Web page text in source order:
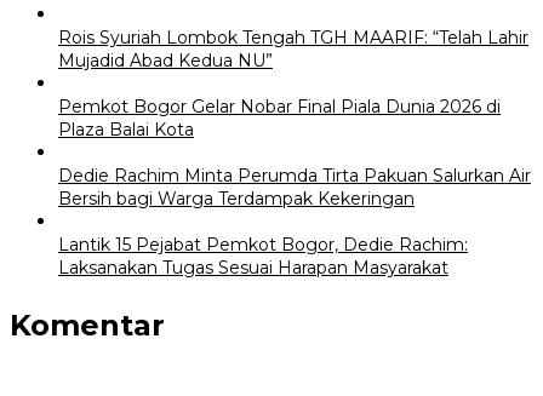
Rois Syuriah Lombok Tengah TGH MAARIF: “Telah Lahir
Mujadid Abad Kedua NU”
Pemkot Bogor Gelar Nobar Final Piala Dunia 2026 di
Plaza Balai Kota
Dedie Rachim Minta Perumda Tirta Pakuan Salurkan Air
Bersih bagi Warga Terdampak Kekeringan
Lantik 15 Pejabat Pemkot Bogor, Dedie Rachim:
Laksanakan Tugas Sesuai Harapan Masyarakat
Komentar